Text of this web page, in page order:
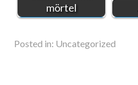
mörtel
Posted in: Uncategorized